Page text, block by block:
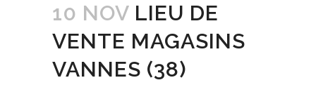
10 NOV LIEU DE
VENTE MAGASINS
VANNES (38)